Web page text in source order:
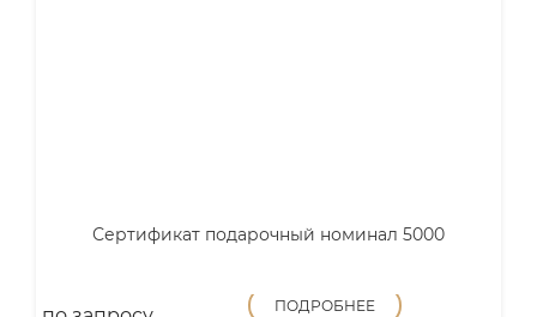
Сертификат подарочный номинал 5000
ПОДРОБНЕЕ